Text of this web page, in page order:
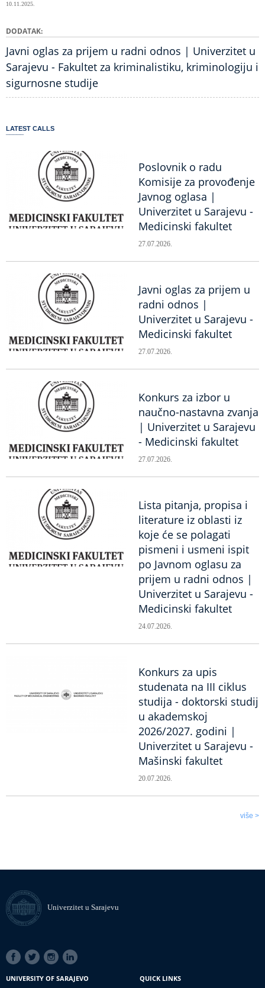
10.11.2025.
DODATAK
Javni oglas za prijem u radni odnos | Univerzitet u
Sarajevu - Fakultet za kriminalistiku, kriminologiju i
sigurnosne studije
LATEST CALLS
Poslovnik o radu
Komisije za provođenje
Javnog oglasa |
Univerzitet u Sarajevu -
Medicinski fakultet
27.07.2026.
Javni oglas za prijem u
radni odnos |
Univerzitet u Sarajevu -
Medicinski fakultet
27.07.2026.
Konkurs za izbor u
naučno-nastavna zvanja
| Univerzitet u Sarajevu
- Medicinski fakultet
27.07.2026.
Lista pitanja, propisa i
literature iz oblasti iz
koje će se polagati
pismeni i usmeni ispit
po Javnom oglasu za
prijem u radni odnos |
Univerzitet u Sarajevu -
Medicinski fakultet
24.07.2026.
Konkurs za upis
studenata na III ciklus
studija - doktorski studij
u akademskoj
2026/2027. godini |
Univerzitet u Sarajevu -
Mašinski fakultet
20.07.2026.
više >
Univerzitet u Sarajevu
SOCIAL
LINKS
UNIVERSITY OF SARAJEVO
QUICK LINKS